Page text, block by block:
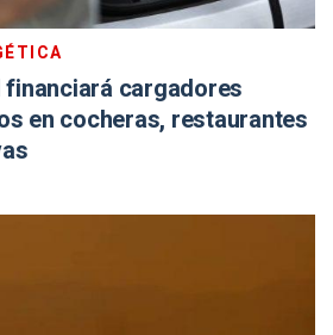
financiará cargadores
en cocheras, restaurantes